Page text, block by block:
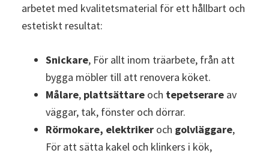
arbetet med kvalitetsmaterial för ett hållbart och
estetiskt resultat:
Snickare, För allt inom träarbete, från att
bygga möbler till att renovera köket.
Målare, plattsättareoch tepetserareav
väggar, tak, fönster och dörrar.
Rörmokare, elektriker och golvläggare,
För att sätta kakel och klinkers i kök,